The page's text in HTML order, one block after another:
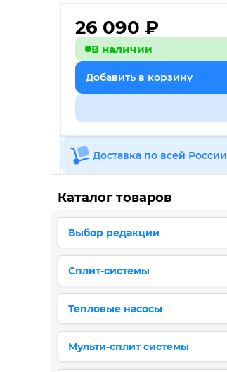
26 090 ₽
В наличии
Добавить в корзину
Доставка по всей России
Каталог товаров
Выбор редакции
Сплит-системы
Тепловые насосы
Мульти-сплит системы